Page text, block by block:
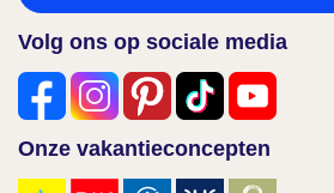
Volg ons op sociale media
Onze vakantieconcepten